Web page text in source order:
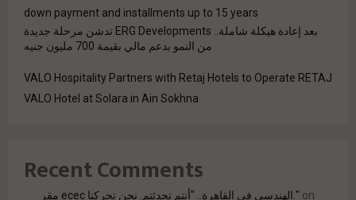
down payment and installments up to 15 years
بعد إعادة هيكلة شاملة.. ERG Developments تدشن مرحلة جديدة
من النمو بدعم مالي بقيمة 700 مليون جنيه
VALO Hospitality Partners with Retaj Hotels to Operate RETAJ
VALO Hotel at Solara in Ain Sokhna
Recent Comments
مقر ecec الهندسي في القاهرة.. "أنتم تحدثتم. نحن تحركنا." on